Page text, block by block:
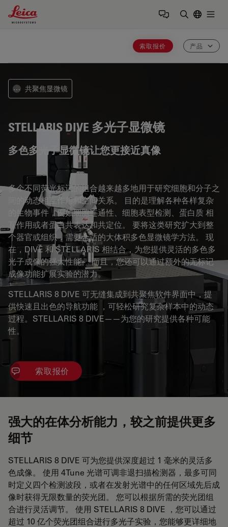
Leica Microsystems Logo
索取报价 产品
⋯ 共聚焦显微镜
STELLARIS DIVE 多光子显微镜
多色多光子显微镜让您更接近真像
多个不同荧光标记的组合越来越多地用于研究细胞和分子之
间的动态相互作用和空间关系。 目的是理解各种各样复杂
的生物事件，例如细胞连通性、细胞表型检测、蛋白质 相
互作用或者蛋白共表达和共定位。 要将这类研究扩大到整
个器官或组织，需要合适的大体积多色显微镜学方法。 现
在，DIVE 和 STELLARIS 相结合，为您提供灵活的多色多
光子成像的强大性能。 而且，您还可以通过额外的无标记
成像功能扩展实验的潜力。
STELLARIS 8 DIVE 可无缝集成到共聚焦软件界面中，提
供快速且出色的导航功能 ，可轻松研究复杂样本中的动态
过程。STELLARIS 8 DIVE——为您的研究提供各种可能
性。
索取报价
强大的在体分析能力，较之前提供更多
细节
STELLARIS 8 DIVE 可为您提供深度超过 1 毫米的灵活多
色成像。 使用 4Tune 光谱可调非退扫描检测器，最多可同
时定义四个检测波段，或者在发射光谱中的任何区域先后成
像时获得无限数量的荧光团。 您可以根据所需的荧光团组
合进行灵活调节。 使用 STELLARIS 8 DIVE ，您可以通过
超过 10 亿个荧光团组合进行多光子实验，您能够更详细地